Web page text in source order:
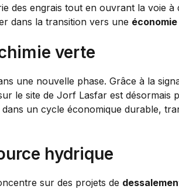
des engrais tout en ouvrant la voie
dans la transition vers une
verte
une nouvelle phase. Grâce à la
le site de Jorf Lasfar est
un cycle économique durable,
hydrique
sur des projets de